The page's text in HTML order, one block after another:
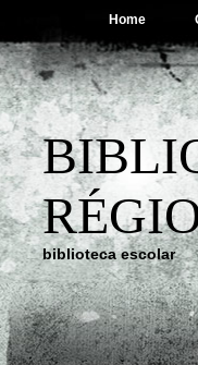
Home
biblioteca escolar